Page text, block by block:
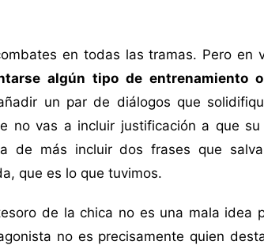
en todas las tramas. Pero en
algún tipo de entrenamiento
un par de diálogos que
no vas a incluir justificación a que su
de más incluir dos frases que
que es lo que tuvimos.
de la chica no es una mala idea
no es precisamente quien